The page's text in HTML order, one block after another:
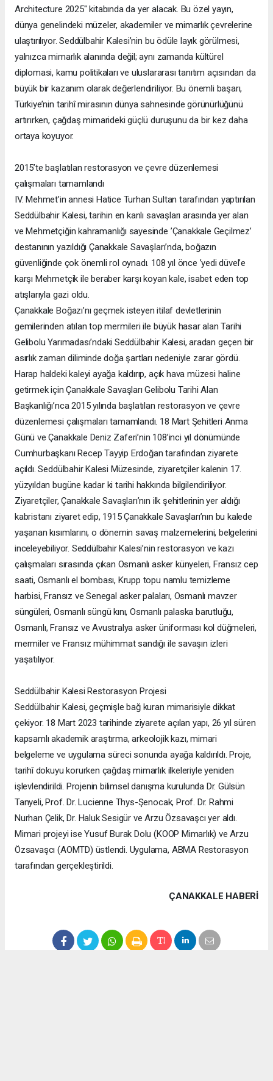
Architecture 2025" kitabında da yer alacak. Bu özel yayın,
dünya genelindeki müzeler, akademiler ve mimarlık çevrelerine
ulaştırılıyor. Seddülbahir Kalesi’nin bu ödüle layık görülmesi,
yalnızca mimarlık alanında değil; aynı zamanda kültürel
diplomasi, kamu politikaları ve uluslararası tanıtım açısından da
büyük bir kazanım olarak değerlendiriliyor. Bu önemli başarı,
Türkiye’nin tarihî mirasının dünya sahnesinde görünürlüğünü
artırırken, çağdaş mimarideki güçlü duruşunu da bir kez daha
ortaya koyuyor.
2015’te başlatılan restorasyon ve çevre düzenlemesi
çalışmaları tamamlandı
IV. Mehmet’in annesi Hatice Turhan Sultan tarafından yaptırılan
Seddülbahir Kalesi, tarihin en kanlı savaşları arasında yer alan
ve Mehmetçiğin kahramanlığı sayesinde ’Çanakkale Geçilmez’
destanının yazıldığı Çanakkale Savaşları’nda, boğazın
güvenliğinde çok önemli rol oynadı. 108 yıl önce ’yedi düvel’e
karşı Mehmetçik ile beraber karşı koyan kale, isabet eden top
atışlarıyla gazi oldu.
Çanakkale Boğazı’nı geçmek isteyen itilaf devletlerinin
gemilerinden atılan top mermileri ile büyük hasar alan Tarihi
Gelibolu Yarımadası’ndaki Seddülbahir Kalesi, aradan geçen bir
asırlık zaman diliminde doğa şartları nedeniyle zarar gördü.
Harap haldeki kaleyi ayağa kaldırıp, açık hava müzesi haline
getirmek için Çanakkale Savaşları Gelibolu Tarihi Alan
Başkanlığı’nca 2015 yılında başlatılan restorasyon ve çevre
düzenlemesi çalışmaları tamamlandı. 18 Mart Şehitleri Anma
Günü ve Çanakkale Deniz Zaferi’nin 108’inci yıl dönümünde
Cumhurbaşkanı Recep Tayyip Erdoğan tarafından ziyarete
açıldı. Seddülbahir Kalesi Müzesinde, ziyaretçiler kalenin 17.
yüzyıldan bugüne kadar ki tarihi hakkında bilgilendiriliyor.
Ziyaretçiler, Çanakkale Savaşları’nın ilk şehitlerinin yer aldığı
kabristanı ziyaret edip, 1915 Çanakkale Savaşları’nın bu kalede
yaşanan kısımlarını, o dönemin savaş malzemelerini, belgelerini
inceleyebiliyor. Seddülbahir Kalesi’nin restorasyon ve kazı
çalışmaları sırasında çıkan Osmanlı asker künyeleri, Fransız cep
saati, Osmanlı el bombası, Krupp topu namlu temizleme
harbisi, Fransız ve Senegal asker palaları, Osmanlı mavzer
süngüleri, Osmanlı süngü kını, Osmanlı palaska barutluğu,
Osmanlı, Fransız ve Avustralya asker üniforması kol düğmeleri,
mermiler ve Fransız mühimmat sandığı ile savaşın izleri
yaşatılıyor.
Seddülbahir Kalesi Restorasyon Projesi
Seddülbahir Kalesi, geçmişle bağ kuran mimarisiyle dikkat
çekiyor. 18 Mart 2023 tarihinde ziyarete açılan yapı, 26 yıl süren
kapsamlı akademik araştırma, arkeolojik kazı, mimari
belgeleme ve uygulama süreci sonunda ayağa kaldırıldı. Proje,
tarihî dokuyu korurken çağdaş mimarlık ilkeleriyle yeniden
işlevlendirildi. Projenin bilimsel danışma kurulunda Dr. Gülsün
Tanyeli, Prof. Dr. Lucienne Thys-Şenocak, Prof. Dr. Rahmi
Nurhan Çelik, Dr. Haluk Sesigür ve Arzu Özsavaşcı yer aldı.
Mimari projeyi ise Yusuf Burak Dolu (KOOP Mimarlık) ve Arzu
Özsavaşcı (AOMTD) üstlendi. Uygulama, ABMA Restorasyon
tarafından gerçekleştirildi.
ÇANAKKALE HABERİ